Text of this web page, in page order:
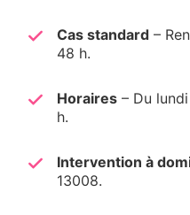
Cas standard –
48 h.
Horaires – Du
h.
Intervention à
13008.